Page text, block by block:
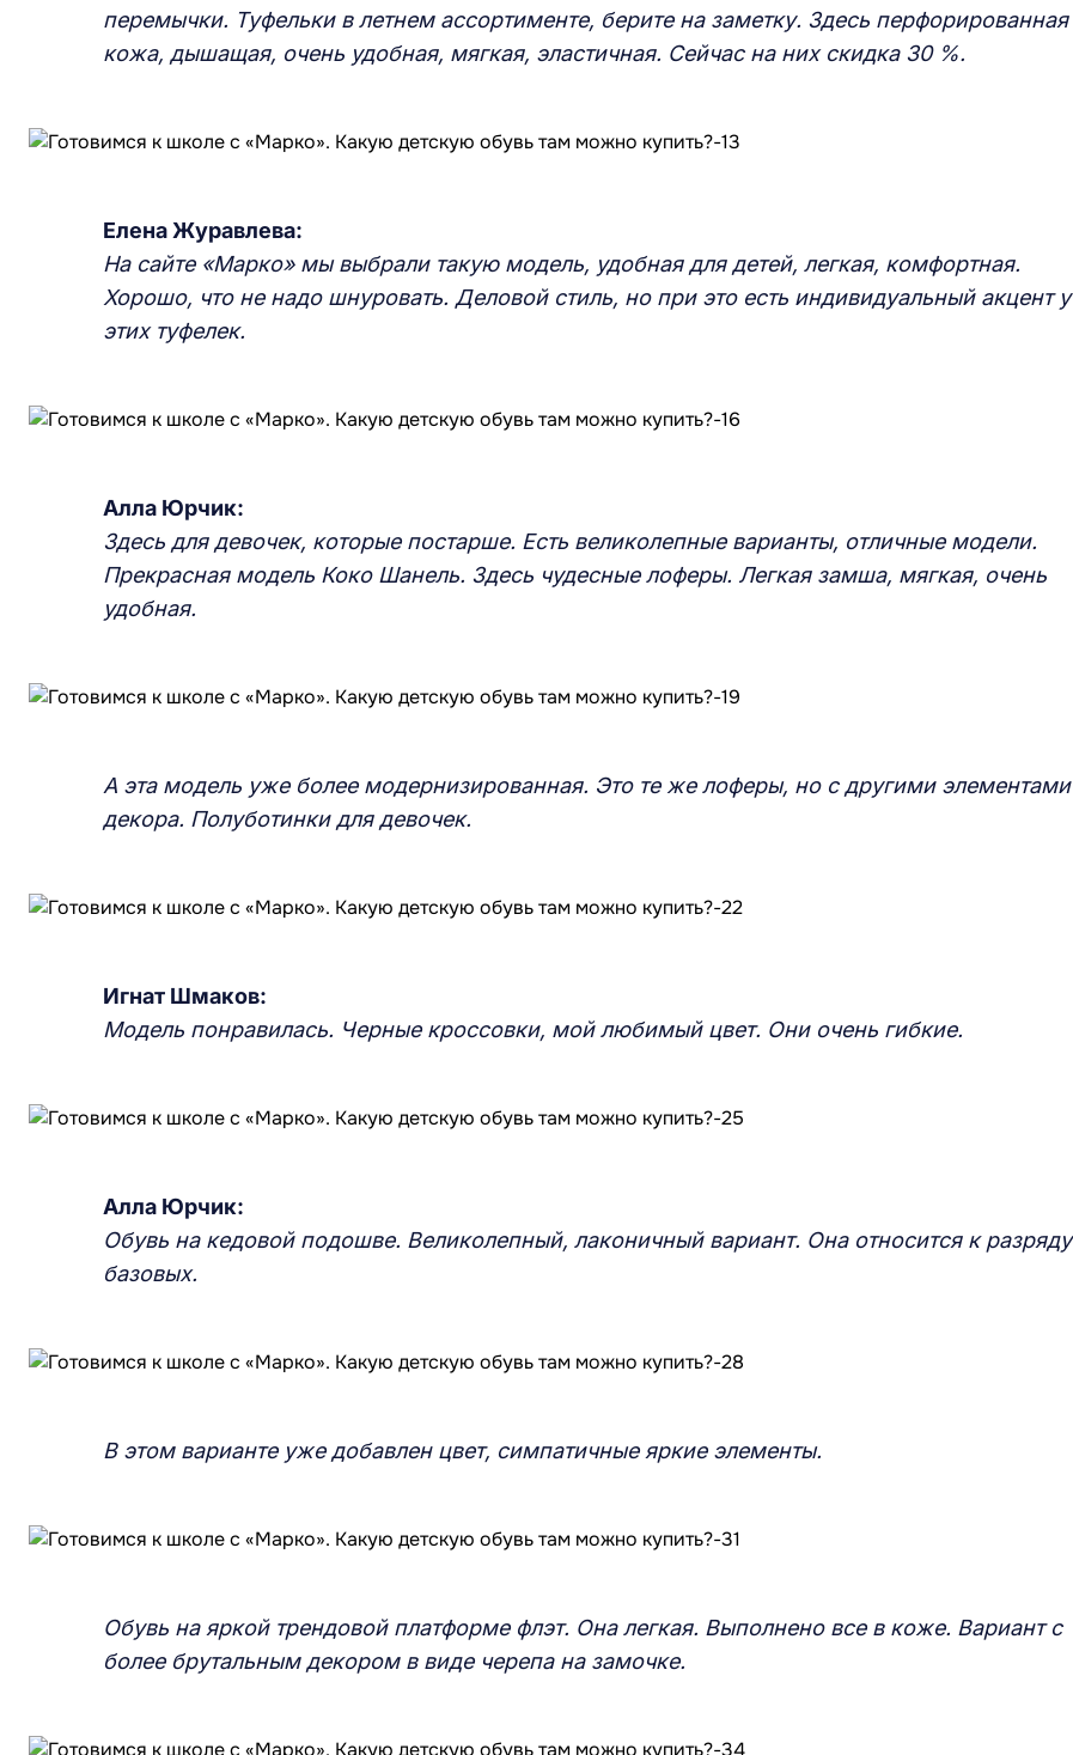
перемычки. Туфельки в летнем ассортименте, берите на заметку. Здесь перфорированная
кожа, дышащая, очень удобная, мягкая, эластичная. Сейчас на них скидка 30 %.
Елена Журавлева:
На сайте «Марко» мы выбрали такую модель, удобная для детей, легкая, комфортная.
Хорошо, что не надо шнуровать. Деловой стиль, но при это есть индивидуальный акцент у
этих туфелек.
Алла Юрчик:
Здесь для девочек, которые постарше. Есть великолепные варианты, отличные модели.
Прекрасная модель Коко Шанель. Здесь чудесные лоферы. Легкая замша, мягкая, очень
удобная.
А эта модель уже более модернизированная. Это те же лоферы, но с другими элементами
декора. Полуботинки для девочек.
Игнат Шмаков:
Модель понравилась. Черные кроссовки, мой любимый цвет. Они очень гибкие.
Алла Юрчик:
Обувь на кедовой подошве. Великолепный, лаконичный вариант. Она относится к разряду
базовых.
В этом варианте уже добавлен цвет, симпатичные яркие элементы.
Обувь на яркой трендовой платформе флэт. Она легкая. Выполнено все в коже. Вариант с
более брутальным декором в виде черепа на замочке.